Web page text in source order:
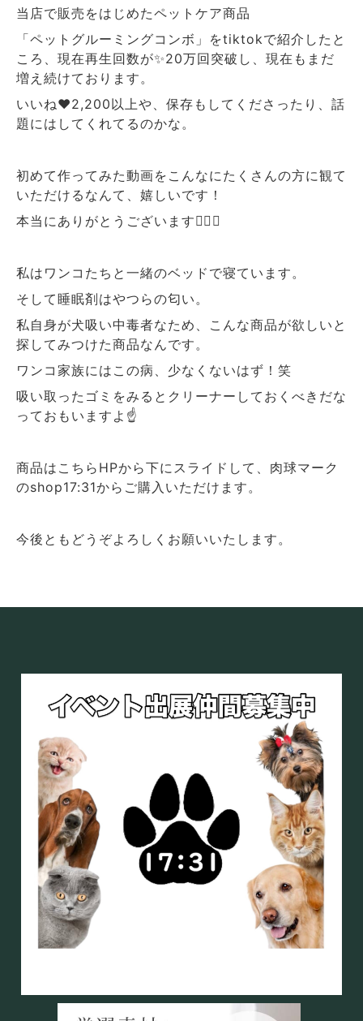
当店で販売をはじめたペットケア商品
「ペットグルーミングコンボ」をtiktokで紹介したと
ころ、現在再生回数が✨20万回突破し、現在もまだ
増え続けております。
いいね❤️2,200以上や、保存もしてくださったり、話
題にはしてくれてるのかな。
初めて作ってみた動画をこんなにたくさんの方に観て
いただけるなんて、嬉しいです！
本当にありがとうございます🙇‍♀️✨
私はワンコたちと一緒のベッドで寝ています。
そして睡眠剤はやつらの匂い。
私自身が犬吸い中毒者なため、こんな商品が欲しいと
探してみつけた商品なんです。
ワンコ家族にはこの病、少なくないはず！笑
吸い取ったゴミをみるとクリーナーしておくべきだな
っておもいますよ☝️
商品はこちらHPから下にスライドして、肉球マーク
のshop17:31からご購入いただけます。
今後ともどうぞよろしくお願いいたします。